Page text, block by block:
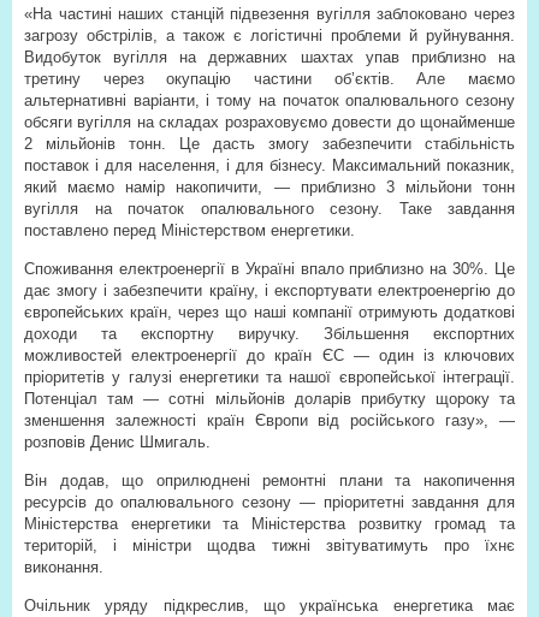
«На частині наших станцій підвезення вугілля заблоковано через
загрозу обстрілів, а також є логістичні проблеми й руйнування.
Видобуток вугілля на державних шахтах упав приблизно на
третину через окупацію частини об’єктів. Але маємо
альтернативні варіанти, і тому на початок опалювального сезону
обсяги вугілля на складах розраховуємо довести до щонайменше
2 мільйонів тонн. Це дасть змогу забезпечити стабільність
поставок і для населення, і для бізнесу. Максимальний показник,
який маємо намір накопичити, — приблизно 3 мільйони тонн
вугілля на початок опалювального сезону. Таке завдання
поставлено перед Міністерством енергетики.
Споживання електроенергії в Україні впало приблизно на 30%. Це
дає змогу і забезпечити країну, і експортувати електроенергію до
європейських країн, через що наші компанії отримують додаткові
доходи та експортну виручку. Збільшення експортних
можливостей електроенергії до країн ЄС — один із ключових
пріоритетів у галузі енергетики та нашої європейської інтеграції.
Потенціал там — сотні мільйонів доларів прибутку щороку та
зменшення залежності країн Європи від російського газу», —
розповів Денис Шмигаль.
Він додав, що оприлюднені ремонтні плани та накопичення
ресурсів до опалювального сезону — пріоритетні завдання для
Міністерства енергетики та Міністерства розвитку громад та
територій, і міністри щодва тижні звітуватимуть про їхнє
виконання.
Очільник уряду підкреслив, що українська енергетика має